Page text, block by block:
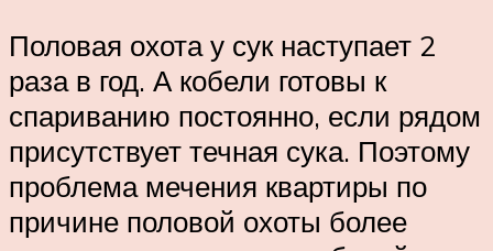
Половая охота у сук наступает 2
раза в год. А кобели готовы к
спариванию постоянно, если рядом
присутствует течная сука. Поэтому
проблема мечения квартиры по
причине половой охоты более